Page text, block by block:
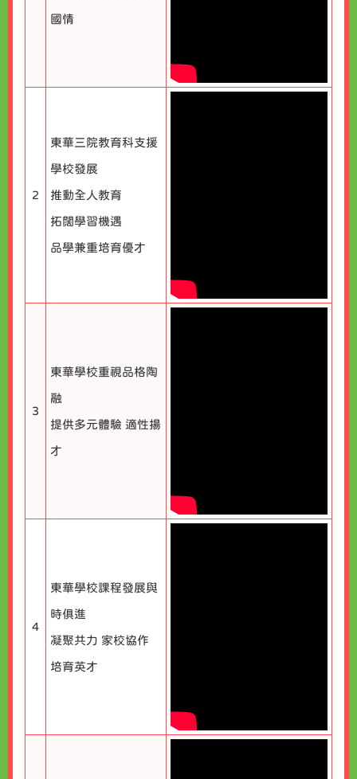
國情
2
東華三院教育科支援
學校發展
推動全人教育
拓闊學習機遇
品學兼重培育優才
3
東華學校重視品格陶
融
提供多元體驗 適性揚
才
4
東華學校課程發展與
時俱進
凝聚共力 家校協作
培育英才